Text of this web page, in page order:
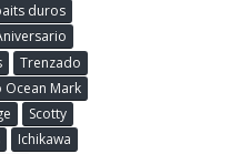
duros
Trenzado
Ocean Mark
Scotty
Ichikawa